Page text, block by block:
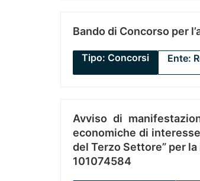
Bando di Concorso per
Tipo: Concorsi Ente:
Avviso di
economiche di
del Terzo Settore” per
101074584